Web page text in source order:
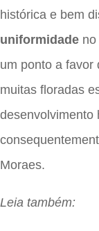
histórica e bem
uniformidade
um ponto a favor
muitas floradas
desenvolvimento
Moraes.
Leia também: